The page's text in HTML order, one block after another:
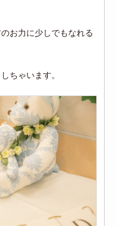
お力に少しでもなれる
ちゃいます。